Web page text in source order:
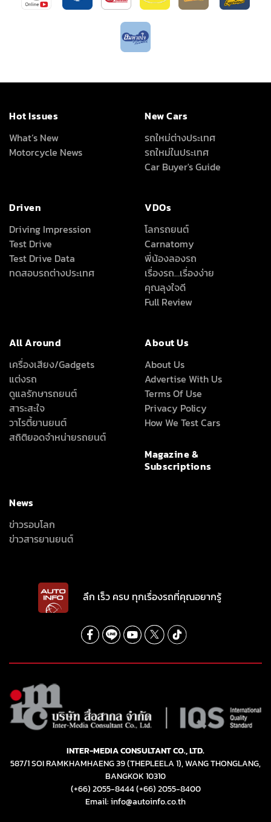
Hot Issues
What’s New
Motorcycle News
New Cars
รถใหม่ต่างประเทศ
รถใหม่ในประเทศ
Car Buyer's Guide
Driven
Driving Impression
Test Drive
Test Drive Data
ทดสอบรถต่างประเทศ
VDOs
โลกรถยนต์
Carnatomy
พี่น้องลองรถ
เรื่องรถ…เรื่องง่าย
คุณลุงใจดี
Full Review
All Around
เครื่องเสียง/Gadgets
แต่งรถ
ดูแลรักษารถยนต์
สาระสะใจ
วาไรตี้ยานยนต์
สถิติยอดจำหน่ายรถยนต์
About Us
About Us
Advertise With Us
Terms Of Use
Privacy Policy
How We Test Cars
Magazine &
Subscriptions
News
ข่าวรอบโลก
ข่าวสารยานยนต์
ลึก เร็ว ครบ ทุกเรื่องรถที่คุณอยากรู้
INTER-MEDIA CONSULTANT CO., LTD.
587/1 SOI RAMKHAMHAENG 39 (THEPLEELA 1), WANG THONGLANG,
BANGKOK 10310
(+66) 2055-8444(+66) 2055-8400
Email: info@autoinfo.co.th